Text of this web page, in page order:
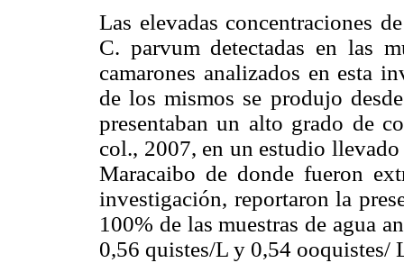
Las elevadas concentraciones
C. parvum detectadas en las
camarones analizados en esta
de los mismos se produjo
presentaban un alto grado de
col., 2007, en un estudio llevado
Maracaibo de donde fueron
investigación, reportaron la
100% de las muestras de agua
0,56 quistes/L y 0,54 ooquistes/